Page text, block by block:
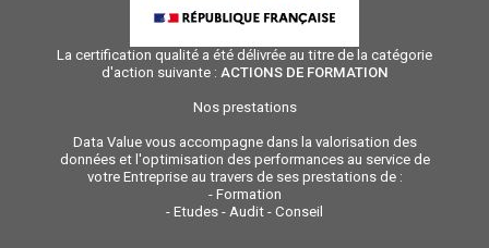
La certification qualité a été délivrée au titre de la catégorie
d'action suivante : ACTIONS DE FORMATION
Nos prestations
Data Value vous accompagne dans la valorisation des
données et l'optimisation des performances au service de
votre Entreprise au travers de ses prestations de :
- Formation
- Etudes - Audit - Conseil